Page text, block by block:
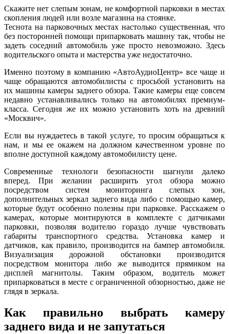
Скажите нет слепым зонам, не комфортной парковки в местах
скопления людей или возле магазина на стоянке.
Теснота на парковочных местах настолько существенная, что
без посторонней помощи припарковать машину так, чтобы не
задеть соседний автомобиль уже просто невозможно. Здесь
водительского опыта и мастерства уже недостаточно.
Именно поэтому в компанию «АвтоАудиоЦентр» все чаще и
чаще обращаются автомобилисты с просьбой установить на
их машины камеры заднего обзора. Такие камеры еще совсем
недавно устанавливались только на автомобилях премиум-
класса. Сегодня же их можно установить хоть на древний
«Москвич».
Если вы нуждаетесь в такой услуге, то просим обращаться к
нам, и мы ее окажем на должном качественном уровне по
вполне доступной каждому автомобилисту цене.
Современные технологи безопасности шагнули далеко
вперед. При желании расширить угол обзора можно
посредством систем мониторинга слепых зон,
дополнительных зеркал заднего вида либо с помощью камер,
которые будут особенно полезны при парковке. Расскажем о
камерах, которые монтируются в комплекте с датчиками
парковки, позволяя водителю гораздо лучше чувствовать
габариты транспортного средства. Установка камер и
датчиков, как правило, производится на бампер автомобиля.
Визуализация дорожной обстановки производится
посредством монитора либо же выводится прямиком на
дисплей магнитолы. Таким образом, водитель может
припарковаться в месте с ограниченной обзорностью, даже не
глядя в зеркала.
Как правильно выбрать камеру
заднего вида и не запутаться